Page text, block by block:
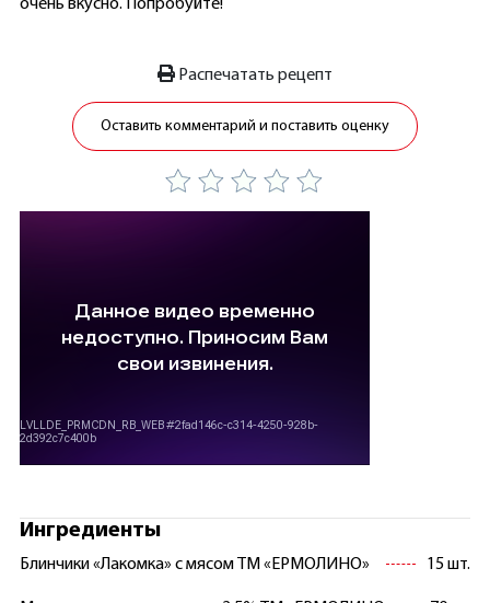
очень вкусно. Попробуйте!
Распечатать рецепт
Оставить комментарий и поставить оценку
Ингредиенты
Блинчики «Лакомка» с мясом ТМ «ЕРМОЛИНО» 15 шт.